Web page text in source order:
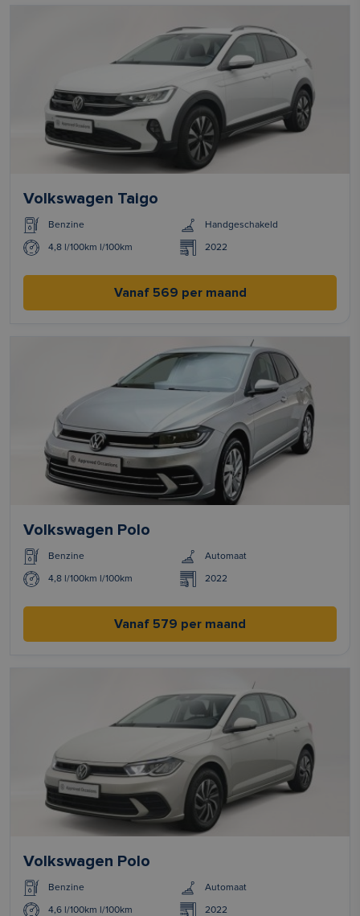
Volkswagen Taigo
Benzine Handgeschakeld
4,8 l/100km l/100km 2022
Vanaf 569 per maand
Volkswagen Polo
Benzine Automaat
4,8 l/100km l/100km 2022
Vanaf 579 per maand
Volkswagen Polo
Benzine Automaat
4,6 l/100km l/100km 2022